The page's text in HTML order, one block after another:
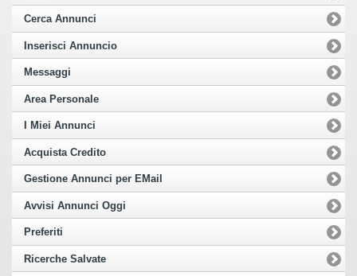
Cerca Annunci
Inserisci Annuncio
Messaggi
Area Personale
I Miei Annunci
Acquista Credito
Gestione Annunci per EMail
Avvisi Annunci Oggi
Preferiti
Ricerche Salvate